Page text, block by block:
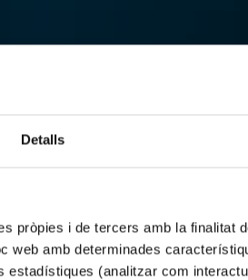
Detalls
pròpies i de tercers amb la finalitat
web amb determinades
estadístiques (analitzar com